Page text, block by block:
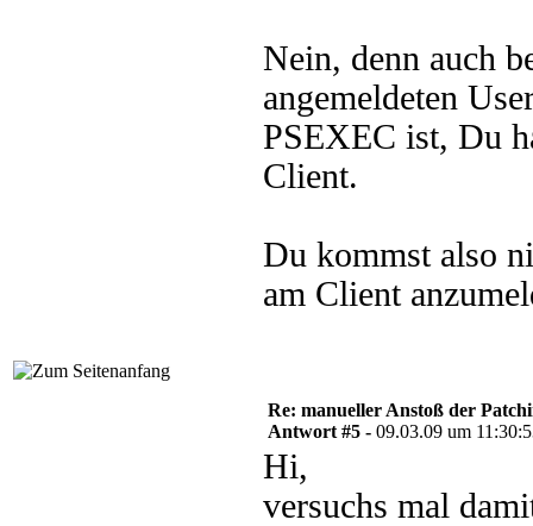
Nein, denn auch
angemeldeten
PSEXEC ist, Du
Client.
Du kommst also
am Client
Re: manueller Anstoß der
Antwort #5 - 09.03.09 um
Hi,
versuchs mal